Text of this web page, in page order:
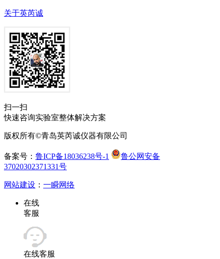
关于英芮诚
扫一扫
快速咨询实验室整体解决方案
版权所有©青岛英芮诚仪器有限公司
备案号： 鲁ICP备18036238号-1
鲁公网安备
37020302371331号
网站建设 ： 一瞬网络
在线
客服
在线客服